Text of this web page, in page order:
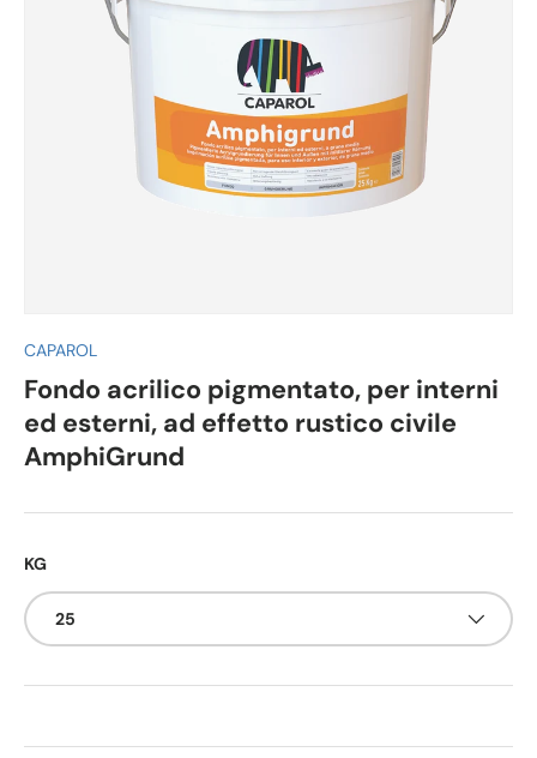
CAPAROL
Fondo acrilico pigmentato, per interni
ed esterni, ad effetto rustico civile
AmphiGrund
KG
25